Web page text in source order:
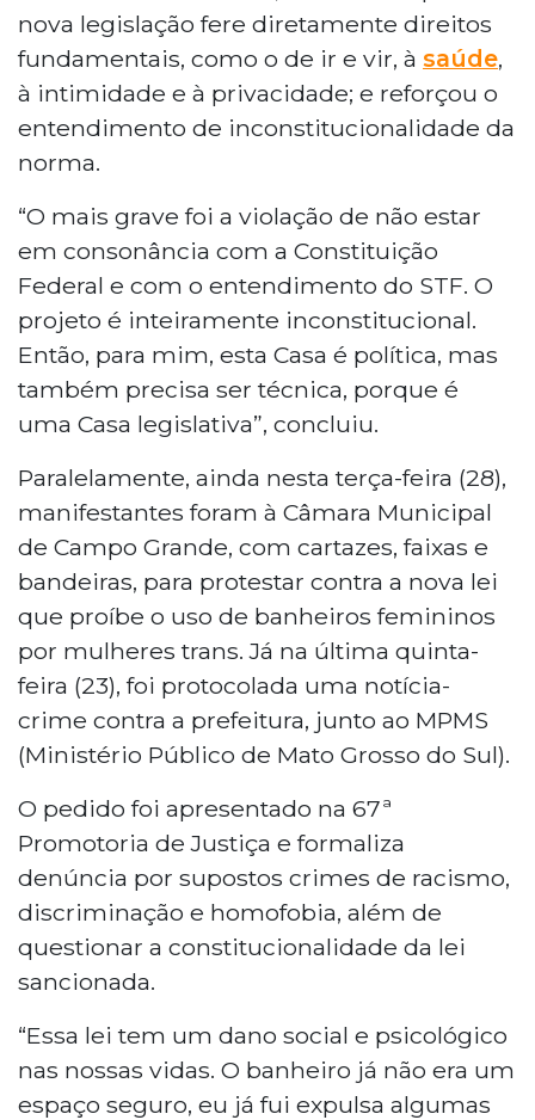
nova legislação fere diretamente direitos
fundamentais, como o de ir e vir, à saúde,
à intimidade e à privacidade; e reforçou o
entendimento de inconstitucionalidade da
norma.
“O mais grave foi a violação de não estar
em consonância com a Constituição
Federal e com o entendimento do STF. O
projeto é inteiramente inconstitucional.
Então, para mim, esta Casa é política, mas
também precisa ser técnica, porque é
uma Casa legislativa”, concluiu.
Paralelamente, ainda nesta terça-feira (28),
manifestantes foram à Câmara Municipal
de Campo Grande, com cartazes, faixas e
bandeiras, para protestar contra a nova lei
que proíbe o uso de banheiros femininos
por mulheres trans. Já na última quinta-
feira (23), foi protocolada uma notícia-
crime contra a prefeitura, junto ao MPMS
(Ministério Público de Mato Grosso do Sul).
O pedido foi apresentado na 67ª
Promotoria de Justiça e formaliza
denúncia por supostos crimes de racismo,
discriminação e homofobia, além de
questionar a constitucionalidade da lei
sancionada.
“Essa lei tem um dano social e psicológico
nas nossas vidas. O banheiro já não era um
espaço seguro, eu já fui expulsa algumas